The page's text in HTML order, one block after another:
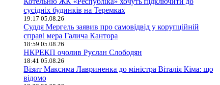
сусідніх будинків на Теремках
19:17 05.08.26
Суддя Мергель заявив про самовідвід у корупційній
справі мера Галича Кантора
18:59 05.08.26
НКРЕКП очолив Руслан Слободян
18:41 05.08.26
Візит Максима Лавриненка до міністра Віталія Кіма: що
відомо